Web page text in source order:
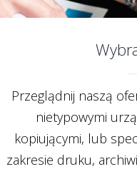
Przeglądnij naszą
nietypowymi
kopiującymi, lub
zakresie druku,